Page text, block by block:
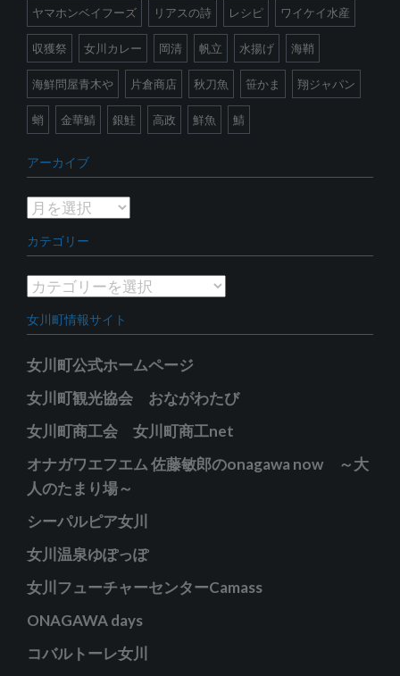
ヤマホンベイフーズ リアスの詩 レシピ ワイケイ水産
収獲祭 女川カレー 岡清 帆立 水揚げ 海鞘
海鮮問屋青木や 片倉商店 秋刀魚 笹かま 翔ジャパン
蛸 金華鯖 銀鮭 高政 鮮魚 鯖
アーカイブ
ア
カ
イ
ブ
カテゴリー
カ
ゴ
リ
女川町情報サイト
女川町公式ホームページ
女川町観光協会 おながわたび
女川町商工会 女川町商工net
オナガワエフエム 佐藤敏郎のonagawa now ～大
人のたまり場～
シーパルピア女川
女川温泉ゆぽっぽ
女川フューチャーセンターCamass
ONAGAWA days
コバルトーレ女川